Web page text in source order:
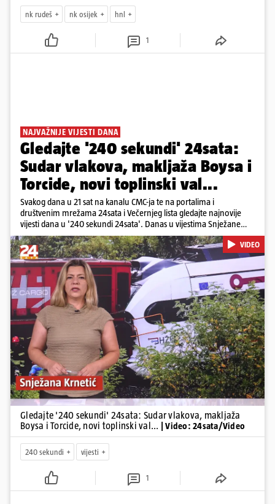
nk rudeš nk osijek hnl
1
NAJVAŽNIJE VIJESTI DANA
Gledajte '240 sekundi' 24sata:
Sudar vlakova, makljaža Boysa i
Torcide, novi toplinski val...
Svakog dana u 21 sat na kanalu CMC-ja te na portalima i
društvenim mrežama 24sata i Večernjeg lista gledajte najnovije
vijesti dana u '240 sekundi 24sata'. Danas u vijestima Snježane
Krnetić: Željeznička nesreća između kolodvora Sveti Ivan Žabno i
Gradec, masovna tučnjava Boysa i Torcide, prijeti nestašica vode
kraj Požege...
Pokretanje videa...
VIDEO
Gledajte '240 sekundi' 24sata: Sudar vlakova, makljaža
Boysa i Torcide, novi toplinski val...
| Video: 24sata/Video
240 sekundi vijesti
1